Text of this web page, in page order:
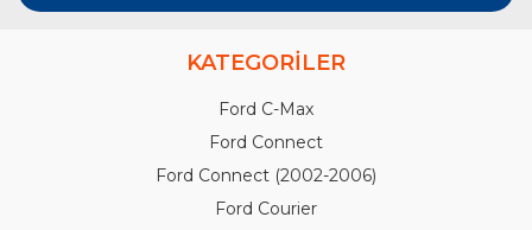
KATEGORİLER
Ford C-Max
Ford Connect
Ford Connect (2002-2006)
Ford Courier